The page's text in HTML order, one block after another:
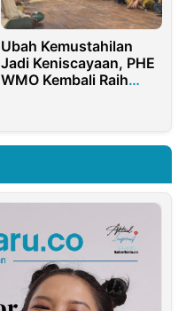
Ubah Kemustahilan
Jadi Keniscayaan, PHE
WMO Kembali Raih